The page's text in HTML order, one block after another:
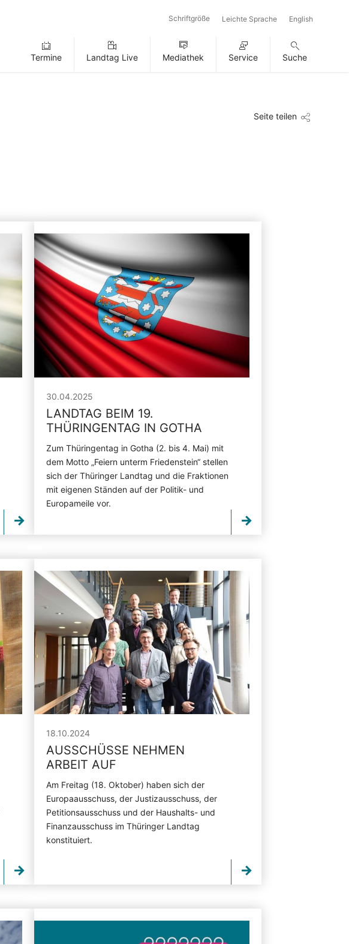
Schriftgröße Leichte Sprache English
Termine Landtag Live Mediathek Service Suche
Seite teilen
30.04.2025
LANDTAG BEIM 19.
THÜRINGENTAG IN GOTHA
Zum Thüringentag in Gotha (2. bis 4. Mai) mit
dem Motto „Feiern unterm Friedenstein“ stellen
sich der Thüringer Landtag und die Fraktionen
mit eigenen Ständen auf der Politik- und
Europameile vor.
18.10.2024
AUSSCHÜSSE NEHMEN
ARBEIT AUF
Am Freitag (18. Oktober) haben sich der
Europaausschuss, der Justizausschuss, der
Petitionsausschuss und der Haushalts- und
Finanzausschuss im Thüringer Landtag
konstituiert.